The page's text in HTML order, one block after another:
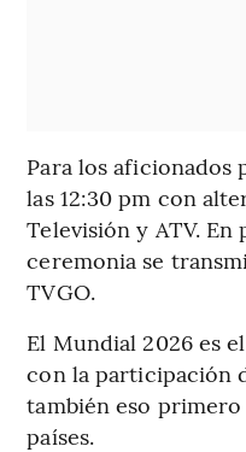
Para los aficionados
las 12:30 pm con
Televisión y ATV.
ceremonia se
TVGO.
El Mundial 2026 es
con la participación
también eso
países.